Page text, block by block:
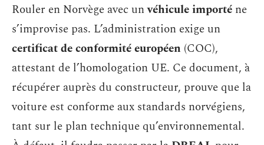
Rouler en Norvège avec unvéhicule importé ne
s’improvise pas. L’administration exige un
certificat de conformité européen (COC),
attestant de l’homologation UE. Ce document, à
récupérer auprès du constructeur, prouve que la
voiture est conforme aux standards norvégiens,
tant sur le plan technique qu’environnemental.